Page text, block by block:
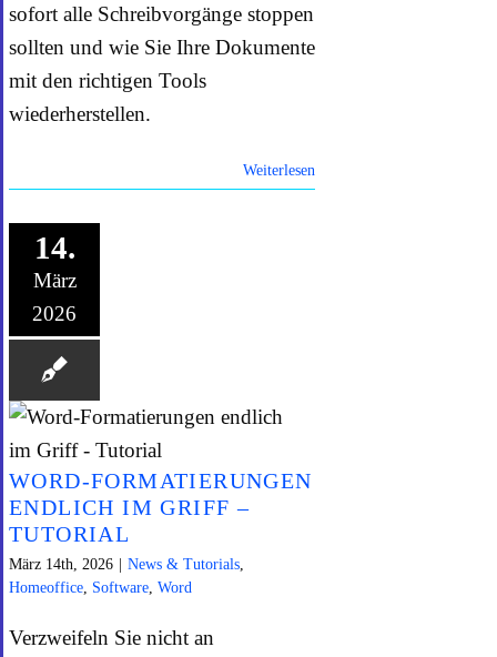
sofort alle Schreibvorgänge stoppen
sollten und wie Sie Ihre Dokumente
mit den richtigen Tools
wiederherstellen.
Weiterlesen
14.
März
2026
WORD-FORMATIERUNGEN
ENDLICH IM GRIFF –
TUTORIAL
März 14th, 2026 | News & Tutorials
Homeoffice Software Word
Verzweifeln Sie nicht an